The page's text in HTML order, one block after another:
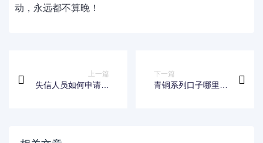
动，永远都不算晚！
上一篇
失信人员如何申请下
下一篇
青铜系列口子哪里最